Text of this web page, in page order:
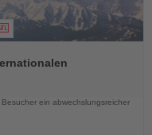
ein abwechslungsreicher